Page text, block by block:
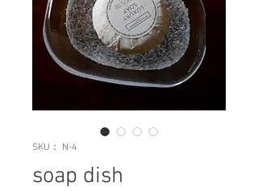
SKU： N-4
soap dish